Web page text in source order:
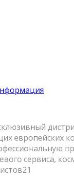
европейских
сервиса,